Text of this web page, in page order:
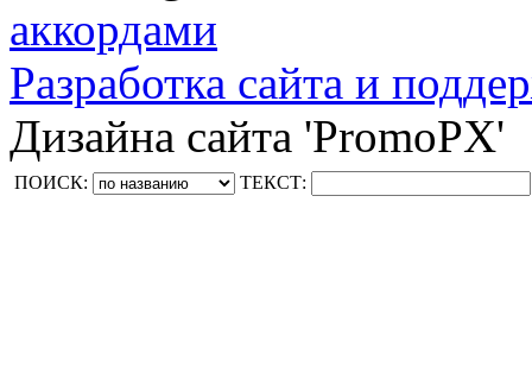
аккордами
Разработка сайта и
Дизайна сайта 'PromoPX'
ПОИСК: ТЕКСТ: